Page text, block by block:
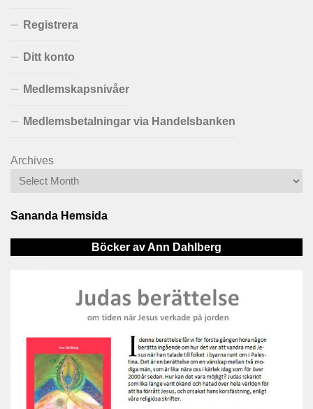
Registrera
Ditt konto
Medlemskapsnivåer
Medlemsbetalningar via Handelsbanken
Archives
Sananda Hemsida
Böcker av Ann Dahlberg